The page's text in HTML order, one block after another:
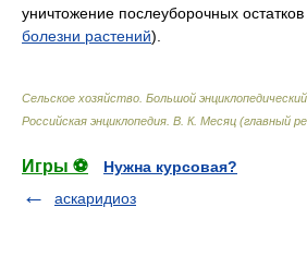
уничтожение послеуборочных
болезни растений).
Сельское хозяйство. Большой
Российская энциклопедия В. К. Месяц (главный
Игры ⚽
Нужна курсовая?
аскаридиоз